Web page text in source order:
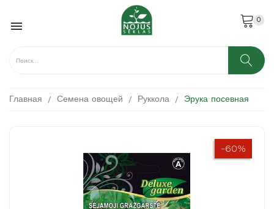
 0
Главная Семена овощей Руккола Эрука посевная
-60%
-60%